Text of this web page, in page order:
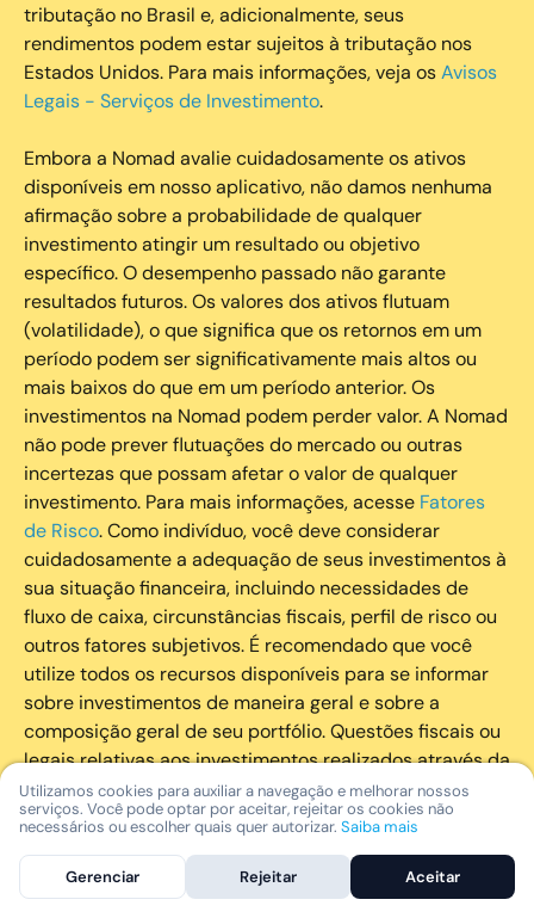
tributação no Brasil e, adicionalmente, seus
rendimentos podem estar sujeitos à tributação nos
Estados Unidos. Para mais informações, veja osAvisos
Legais - Serviços de Investimento.
Embora a Nomad avalie cuidadosamente os ativos
disponíveis em nosso aplicativo, não damos nenhuma
afirmação sobre a probabilidade de qualquer
investimento atingir um resultado ou objetivo
específico. O desempenho passado não garante
resultados futuros. Os valores dos ativos flutuam
(volatilidade), o que significa que os retornos em um
período podem ser significativamente mais altos ou
mais baixos do que em um período anterior. Os
investimentos na Nomad podem perder valor. A Nomad
não pode prever flutuações do mercado ou outras
incertezas que possam afetar o valor de qualquer
investimento. Para mais informações, acesse Fatores
de Risco. Como indivíduo, você deve considerar
cuidadosamente a adequação de seus investimentos à
sua situação financeira, incluindo necessidades de
fluxo de caixa, circunstâncias fiscais, perfil de risco ou
outros fatores subjetivos. É recomendado que você
utilize todos os recursos disponíveis para se informar
sobre investimentos de maneira geral e sobre a
composição geral de seu portfólio. Questões fiscais ou
legais relativas aos investimentos realizados através da
Nomad devem ser obtidas pelos próprios clientes. A
Nomad e suas afiliadas não fornecem nenhum tipo de
A Nomad Wealth Management Ltda. (“Nomad Wealth”),
Utilizamos cookies para auxiliar a navegação e melhorar nossos
serviços. Você pode optar por aceitar, rejeitar os cookies não
necessários ou escolher quais quer autorizar. Saiba mais
Gerenciar Rejeitar Aceitar